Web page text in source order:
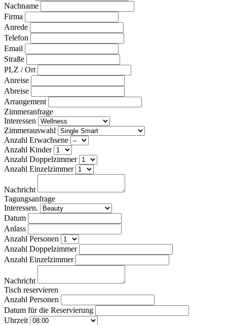
Nachname
Firma
Anrede
Telefon
Email
Straße
PLZ / Ort
Anreise
Abreise
Arrangement
Zimmeranfrage
Interessen
Zimmerauswahl
Anzahl Erwachsene
Anzahl Kinder
Anzahl Doppelzimmer
Anzahl Einzelzimmer
Nachricht
Tagungsanfrage
Interessen.
Datum
Anlass
Anzahl Personen
Anzahl Doppelzimmer
Anzahl Einzelzimmer
Nachricht
Tisch reservieren
Anzahl Personen
Datum für die Reservierung
Uhrzeit